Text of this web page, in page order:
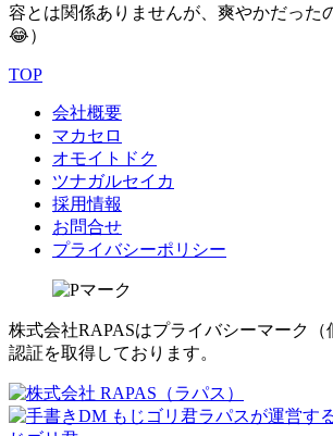
容とは関係ありませんが、爽やかだった
😂）
TOP
会社概要
マカセロ
オモイトドク
ツナガルセイカ
採用情報
お問合せ
プライバシーポリシー
株式会社RAPASはプライバシーマーク
認証を取得しております。
ラパスが運営す